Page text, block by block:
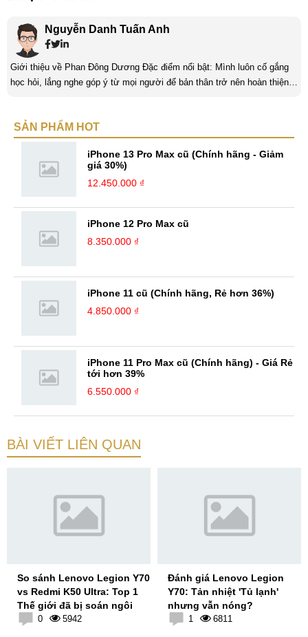
Nguyễn Danh Tuấn Anh
Giới thiệu về Phan Đông Dương Đặc điểm nổi bật: Mình luôn cố gắng
học hỏi, lắng nghe góp ý từ mọi người để bản thân trở nên hoàn thiện
sống cũng như công việc. Kinh nghiệm: Lĩnh vực content đòi hỏi sự
SẢN PHẨM HOT
iPhone 13 Pro Max cũ (Chính hãng - Giảm
giá 30%)
12.450.000 ₫
iPhone 12 Pro Max cũ
8.350.000 ₫
iPhone 11 cũ (Chính hãng, Rẻ hơn 36%)
4.850.000 ₫
iPhone 11 Pro Max cũ (Chính hãng) - Giá Rẻ
tới hơn 39%
6.550.000 ₫
BÀI VIẾT LIÊN QUAN
So sánh Lenovo Legion Y70
vs Redmi K50 Ultra: Top 1
Thế giới đã bị soán ngôi
0 5942
Đánh giá Lenovo Legion
Y70: Tản nhiệt 'Tủ lạnh'
nhưng vẫn nóng?
1 6811